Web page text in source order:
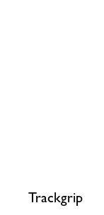
Trackgrip